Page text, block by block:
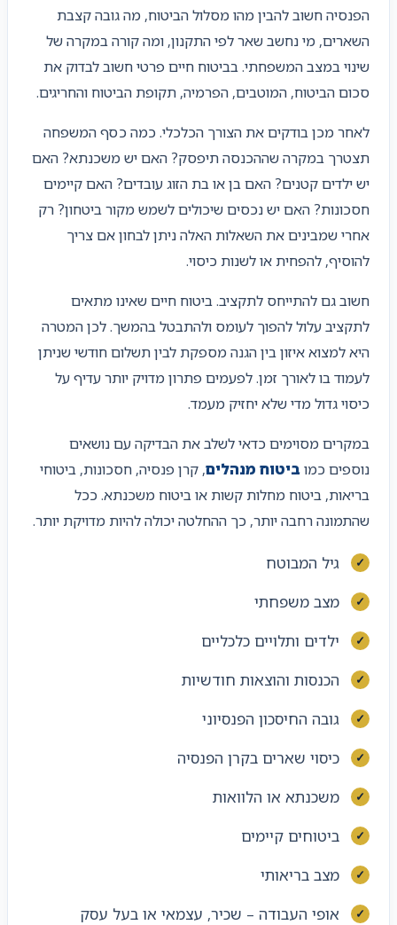
הפנסיה חשוב להבין מהו מסלול הביטוח, מה גובה קצבת
השארים, מי נחשב שאר לפי התקנון, ומה קורה במקרה של
שינוי במצב המשפחתי. בביטוח חיים פרטי חשוב לבדוק את
סכום הביטוח, המוטבים, הפרמיה, תקופת הביטוח והחריגים.
לאחר מכן בודקים את הצורך הכלכלי. כמה כסף המשפחה
תצטרך במקרה שההכנסה תיפסק? האם יש משכנתא? האם
יש ילדים קטנים? האם בן או בת הזוג עובדים? האם קיימים
חסכונות? האם יש נכסים שיכולים לשמש מקור ביטחון? רק
אחרי שמבינים את השאלות האלה ניתן לבחון אם צריך
להוסיף, להפחית או לשנות כיסוי.
חשוב גם להתייחס לתקציב. ביטוח חיים שאינו מתאים
לתקציב עלול להפוך לעומס ולהתבטל בהמשך. לכן המטרה
היא למצוא איזון בין הגנה מספקת לבין תשלום חודשי שניתן
לעמוד בו לאורך זמן. לפעמים פתרון מדויק יותר עדיף על
כיסוי גדול מדי שלא יחזיק מעמד.
במקרים מסוימים כדאי לשלב את הבדיקה עם נושאים
נוספים כמוביטוח מנהלים, קרן פנסיה, חסכונות, ביטוחי
בריאות, ביטוח מחלות קשות או ביטוח משכנתא. ככל
שהתמונה רחבה יותר, כך ההחלטה יכולה להיות מדויקת יותר.
גיל המבוטח
מצב משפחתי
ילדים ותלויים כלכליים
הכנסות והוצאות חודשיות
גובה החיסכון הפנסיוני
כיסוי שארים בקרן הפנסיה
משכנתא או הלוואות
ביטוחים קיימים
מצב בריאותי
אופי העבודה – שכיר, עצמאי או בעל עסק